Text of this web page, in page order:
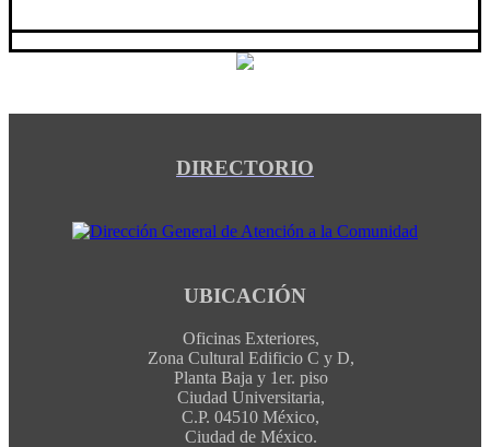
DIRECTORIO
UBICACIÓN
Oficinas Exteriores,
Zona Cultural Edificio C y D,
Planta Baja y 1er. piso
Ciudad Universitaria,
C.P. 04510 México,
Ciudad de México.